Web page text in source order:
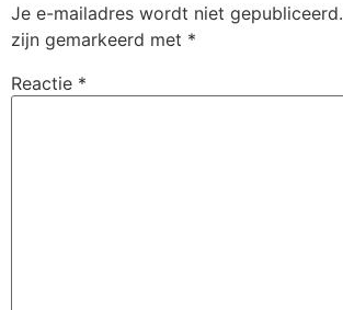
Je e-mailadres wordt niet gepubliceerd.
zijn gemarkeerd met *
Reactie *